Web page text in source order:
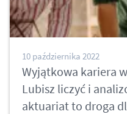
10 października 2022
Wyjątkowa kariera
Lubisz liczyć i
aktuariat to droga